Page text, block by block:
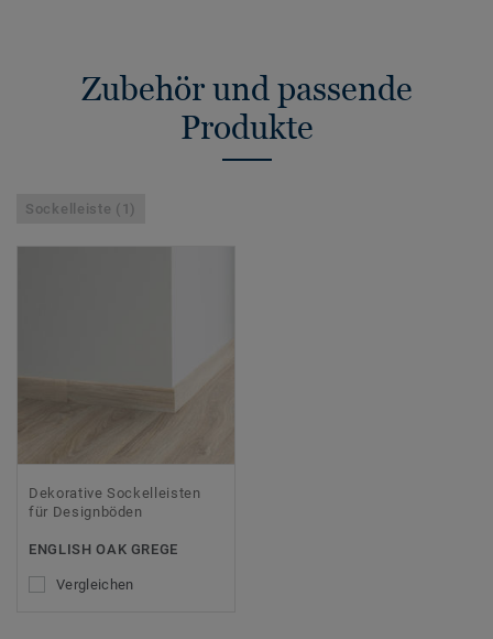
Zubehör und passende
Produkte
Sockelleiste (1)
Dekorative Sockelleisten
für Designböden
ENGLISH OAK GREGE
Vergleichen